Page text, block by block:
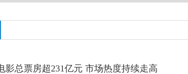
影总票房超231亿元 市场热度持续走高